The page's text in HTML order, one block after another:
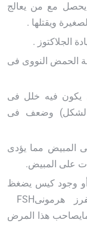
يحصل مع من يعالج
ويقتلها .
.
الحمض النووى فى
خلل بصفة سائدة فى كرموسوم رقم 3. يكون فيه خلل فى
الشكل) وضعف فى
المبيض مما يؤدى
على المبيض.
أو وجود كيس يضغظ
هرمونىFSH
مايصاحب هذا المرض